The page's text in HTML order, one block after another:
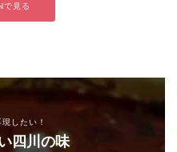
で見る
したい！
四川の味